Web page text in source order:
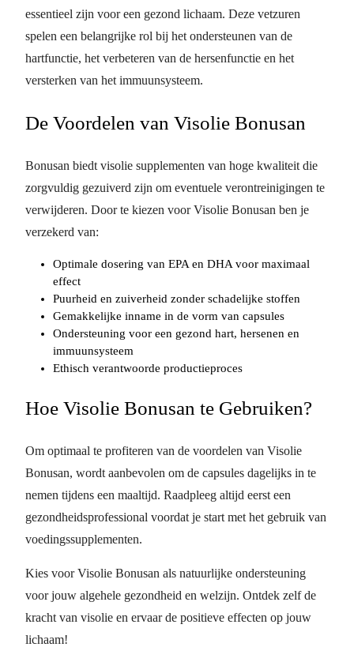
essentieel zijn voor een gezond lichaam. Deze vetzuren
spelen een belangrijke rol bij het ondersteunen van de
hartfunctie, het verbeteren van de hersenfunctie en het
versterken van het immuunsysteem.
De Voordelen van Visolie Bonusan
Bonusan biedt visolie supplementen van hoge kwaliteit die
zorgvuldig gezuiverd zijn om eventuele verontreinigingen te
verwijderen. Door te kiezen voor Visolie Bonusan ben je
verzekerd van:
Optimale dosering van EPA en DHA voor maximaal
effect
Puurheid en zuiverheid zonder schadelijke stoffen
Gemakkelijke inname in de vorm van capsules
Ondersteuning voor een gezond hart, hersenen en
immuunsysteem
Ethisch verantwoorde productieproces
Hoe Visolie Bonusan te Gebruiken?
Om optimaal te profiteren van de voordelen van Visolie
Bonusan, wordt aanbevolen om de capsules dagelijks in te
nemen tijdens een maaltijd. Raadpleeg altijd eerst een
gezondheidsprofessional voordat je start met het gebruik van
voedingssupplementen.
Kies voor Visolie Bonusan als natuurlijke ondersteuning
voor jouw algehele gezondheid en welzijn. Ontdek zelf de
kracht van visolie en ervaar de positieve effecten op jouw
lichaam!